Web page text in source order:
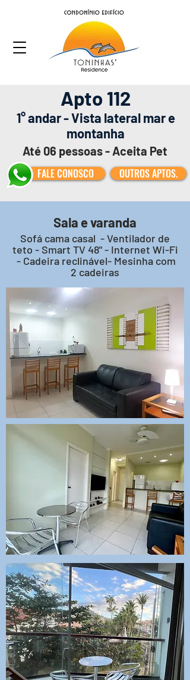
Apto 112
1° andar - Vista lateral mar e
montanha
Até 06 pessoas - Aceita Pet
FALE CONOSCO
OUTROS APTOS.
Sala e varanda
Sofá cama casal - Ventilador de
teto - Smart TV 48" - Internet Wi-Fi
- Cadeira reclinável- Mesinha com
2 cadeiras